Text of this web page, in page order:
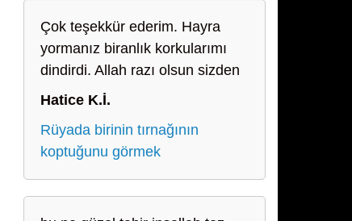
Çok teşekkür ederim. Hayra
yormanız biranlık korkularımı
dindirdi. Allah razı olsun sizden
Hatice K.İ.
Rüyada birinin tırnağının
koptuğunu görmek